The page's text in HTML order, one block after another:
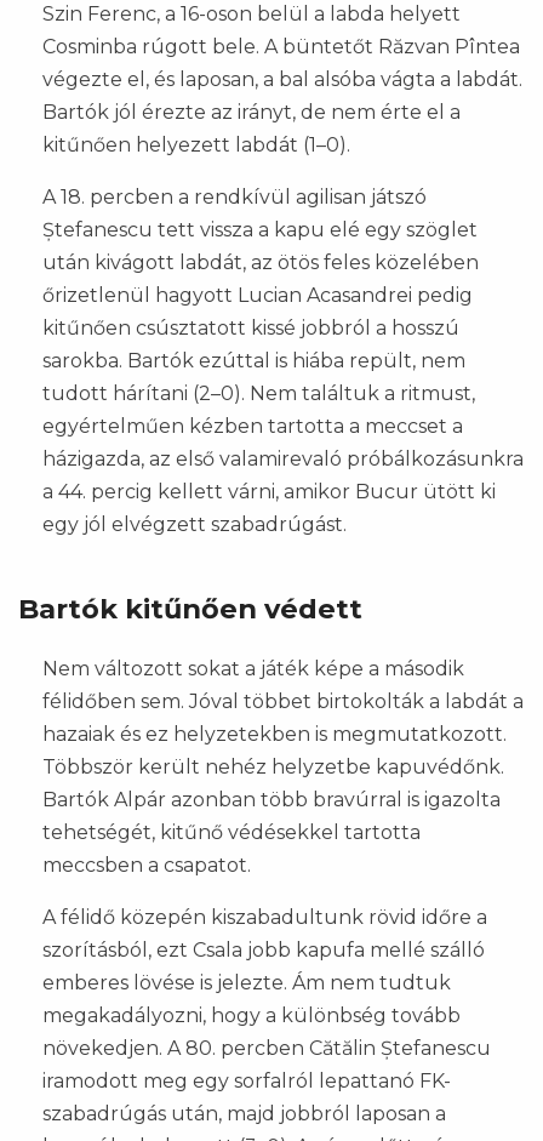
Szin Ferenc, a 16-oson belül a labda helyett
Cosminba rúgott bele. A büntetőt Răzvan Pîntea
végezte el, és laposan, a bal alsóba vágta a labdát.
Bartók jól érezte az irányt, de nem érte el a
kitűnően helyezett labdát (1–0).
A 18. percben a rendkívül agilisan játszó
Ștefanescu tett vissza a kapu elé egy szöglet
után kivágott labdát, az ötös feles közelében
őrizetlenül hagyott Lucian Acasandrei pedig
kitűnően csúsztatott kissé jobbról a hosszú
sarokba. Bartók ezúttal is hiába repült, nem
tudott hárítani (2–0). Nem találtuk a ritmust,
egyértelműen kézben tartotta a meccset a
házigazda, az első valamirevaló próbálkozásunkra
a 44. percig kellett várni, amikor Bucur ütött ki
egy jól elvégzett szabadrúgást.
Bartók kitűnően védett
Nem változott sokat a játék képe a második
félidőben sem. Jóval többet birtokolták a labdát a
hazaiak és ez helyzetekben is megmutatkozott.
Többször került nehéz helyzetbe kapuvédőnk.
Bartók Alpár azonban több bravúrral is igazolta
tehetségét, kitűnő védésekkel tartotta
meccsben a csapatot.
A félidő közepén kiszabadultunk rövid időre a
szorításból, ezt Csala jobb kapufa mellé szálló
emberes lövése is jelezte. Ám nem tudtuk
megakadályozni, hogy a különbség tovább
növekedjen. A 80. percben Cătălin Ștefanescu
iramodott meg egy sorfalról lepattanó FK-
szabadrúgás után, majd jobbról laposan a